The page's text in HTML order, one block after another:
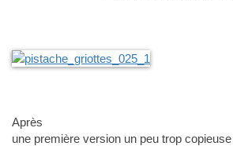
Après
une première version un peu trop